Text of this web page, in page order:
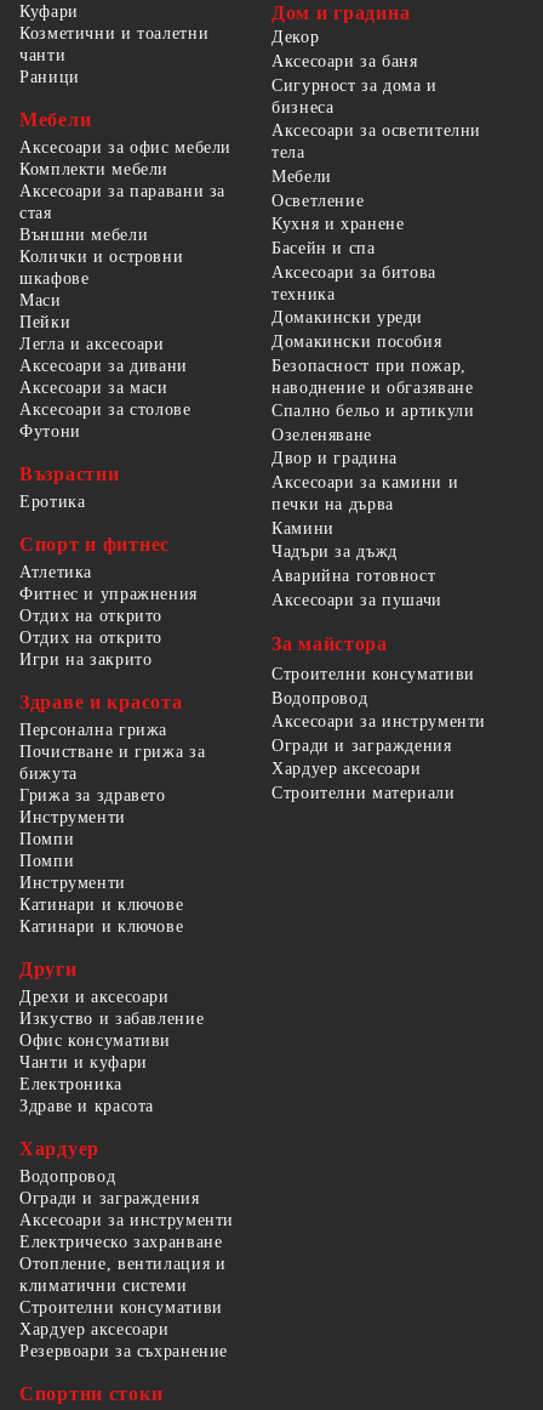
Куфари
Козметични и тоалетни
чанти
Раници
Мебели
Аксесоари за офис мебели
Комплекти мебели
Аксесоари за паравани за
стая
Външни мебели
Колички и островни
шкафове
Маси
Пейки
Легла и аксесоари
Аксесоари за дивани
Аксесоари за маси
Аксесоари за столове
Футони
Възрастни
Еротика
Спорт и фитнес
Атлетика
Фитнес и упражнения
Отдих на открито
Отдих на открито
Игри на закрито
Здраве и красота
Персонална грижа
Почистване и грижа за
бижута
Грижа за здравето
Дом и градина
Декор
Аксесоари за баня
Сигурност за дома и
бизнеса
Аксесоари за осветителни
тела
Мебели
Осветление
Кухня и хранене
Басейн и спа
Аксесоари за битова
техника
Домакински уреди
Домакински пособия
Безопасност при пожар,
наводнение и обгазяване
Спално бельо и артикули
Озеленяване
Двор и градина
Аксесоари за камини и
печки на дърва
Камини
Чадъри за дъжд
Аварийна готовност
Аксесоари за пушачи
За майстора
Строителни консумативи
Водопровод
Аксесоари за инструменти
Огради и заграждения
Хардуер аксесоари
Строителни материали
Инструменти
Помпи
Помпи
Инструменти
Катинари и ключове
Катинари и ключове
Други
Дрехи и аксесоари
Изкуство и забавление
Офис консумативи
Чанти и куфари
Електроника
Здраве и красота
Хардуер
Водопровод
Огради и заграждения
Аксесоари за инструменти
Електрическо захранване
Отопление, вентилация и
климатични системи
Строителни консумативи
Хардуер аксесоари
Резервоари за съхранение
Спортни стоки